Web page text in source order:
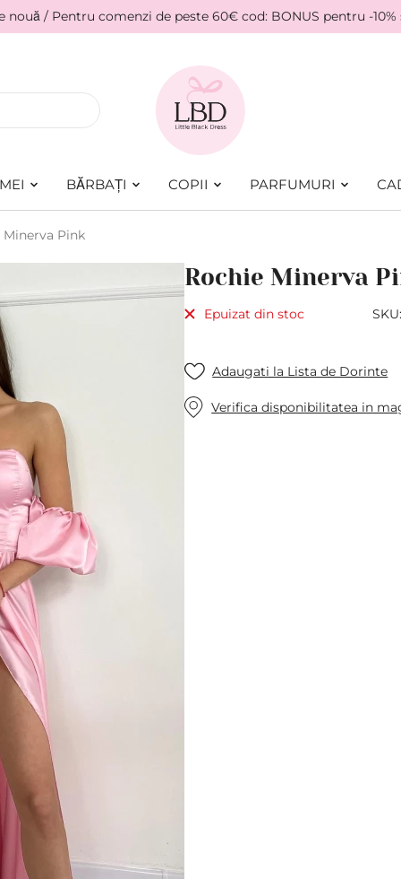
nouă / Pentru comenzi de peste 60€ cod: BONUS pentru -
BĂRBAȚI COPII PARFUMURI
Minerva Pink
Rochie Minerva
Epuizat din stoc SKU
Adaugati la Lista de Dorinte
Verifica disponibilitatea in